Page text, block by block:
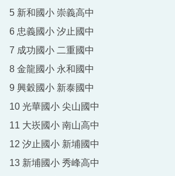
5 新和國小 崇義高中
6 忠義國小 汐止國中
7 成功國小 二重國中
8 金龍國小 永和國中
9 興穀國小 新泰國中
10 光華國小 尖山國中
11 大崁國小 南山高中
12 汐止國小 新埔國中
13 新埔國小 秀峰高中